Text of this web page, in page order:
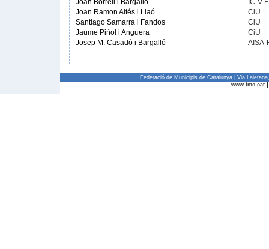
Joan Borrell i Bargalló
IC-V-
Joan Ramon Altés i Llaó
CiU
Santiago Samarra i Fandos
CiU
Jaume Piñol i Anguera
CiU
Josep M. Casadó i Bargalló
AISA-
Federació de Municipis de Catalunya | Via
www.fmc.cat